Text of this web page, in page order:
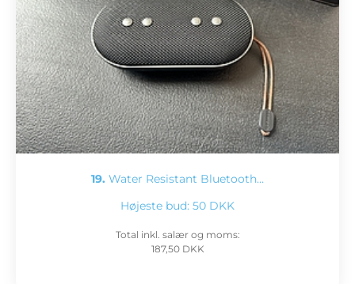
19. Water Resistant Bluetooth…
Højeste bud: 50 DKK
Total inkl. salær og moms:
187,50 DKK